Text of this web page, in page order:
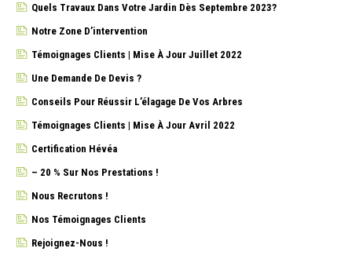
Quels Travaux Dans Votre Jardin Dès Septembre 2023?
Notre Zone D’intervention
Témoignages Clients | Mise À Jour Juillet 2022
Une Demande De Devis ?
Conseils Pour Réussir L’élagage De Vos Arbres
Témoignages Clients | Mise À Jour Avril 2022
Certification Hévéa
– 20 % Sur Nos Prestations !
Nous Recrutons !
Nos Témoignages Clients
Rejoignez-Nous !